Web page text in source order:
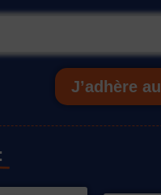
J’adhère